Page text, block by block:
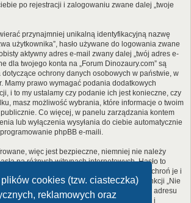
cookies (tzw. ciasteczka)
reklamowych oraz
po rejestracji i zalogowaniu zwane dalej „twoje
przynajmniej unikalną identyfikacyjną nazwę
użytkownika”, hasło używane do logowania zwane
aktywny adres e-mail zwany dalej „twój adres e-
dla twojego konta na „Forum Dinozaury.com” są
ochrony danych osobowych w państwie, w
Mamy prawo wymagać podania dodatkowych
i to my ustalamy czy podanie ich jest konieczne, czy
masz możliwość wybrania, które informacje o twoim
Co więcej, w panelu zarządzania kontem
lub wyłączenia wysyłania do ciebie automatycznie
phpBB e-maili.
więc jest bezpieczne, niemniej nie należy
na różnych witrynach internetowych. Hasło to
konta na „Forum Dinozaury.com”, więc chroń je i
podawajnikomu. Jeśli je zapomnisz, użyj funkcji „Nie
poprosi cię o podanie nazwy użytkownika i adresu
danych zostanie wygenerowane nowe hasło i